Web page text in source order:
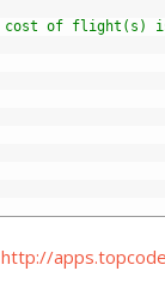
cost of flight(s) is
http://